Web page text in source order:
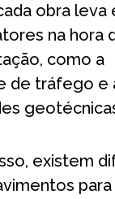
obra leva
na hora
como a
de tráfego e
existem
para